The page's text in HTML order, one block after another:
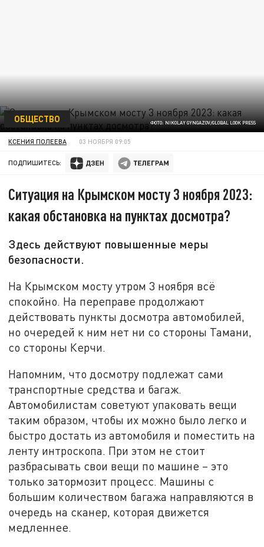
ФОТО: NIKOLAY GYNGAZOV/GLOBAL LOOK PRESS
ОБЩЕСТВО
КСЕНИЯ ПОЛЕЕВА 03 НОЯБРЯ 09:05
ПОДПИШИТЕСЬ:
Ситуация на Крымском мосту 3 ноября 2023:
какая обстановка на пунктах досмотра?
Здесь действуют повышенные меры
безопасности.
На Крымском мосту утром 3 ноября всё
спокойно. На переправе продолжают
действовать пункты досмотра автомобилей,
но очередей к ним нет ни со стороны Тамани,
со стороны Керчи.
Напомним, что досмотру подлежат сами
транспортные средства и багаж.
Автомобилистам советуют упаковать вещи
таким образом, чтобы их можно было легко и
быстро достать из автомобиля и поместить на
ленту интроскопа. При этом не стоит
разбрасывать свои вещи по машине – это
только затормозит процесс. Машины с
большим количеством багажа направляются в
очередь на сканер, которая движется
медленнее.